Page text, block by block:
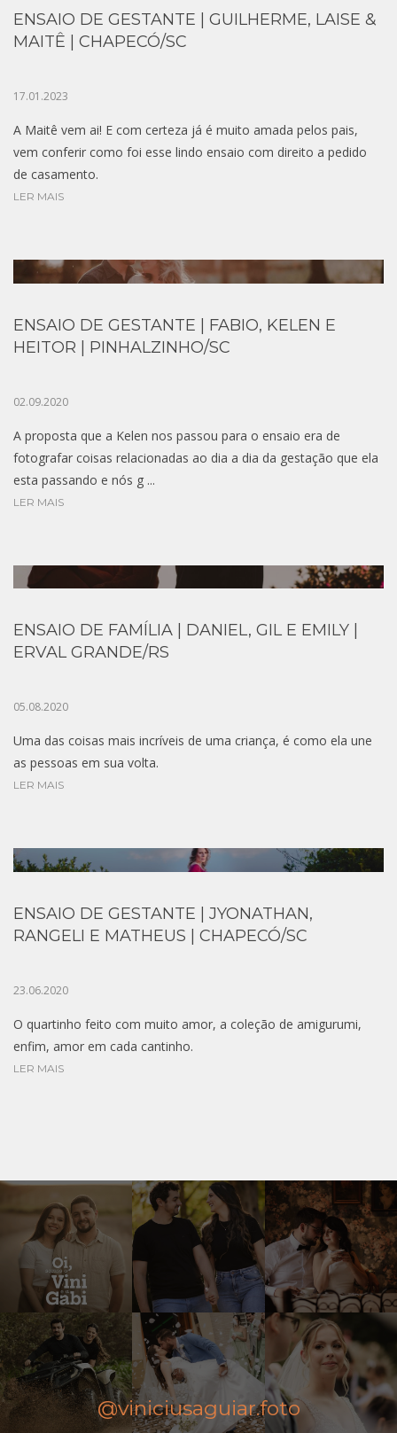
ENSAIO DE GESTANTE | GUILHERME, LAISE &
MAITÊ | CHAPECÓ/SC
17.01.2023
A Maitê vem ai! E com certeza já é muito amada pelos pais,
vem conferir como foi esse lindo ensaio com direito a pedido
de casamento.
LER MAIS
ENSAIO DE GESTANTE | FABIO, KELEN E
HEITOR | PINHALZINHO/SC
02.09.2020
A proposta que a Kelen nos passou para o ensaio era de
fotografar coisas relacionadas ao dia a dia da gestação que ela
esta passando e nós g ...
LER MAIS
ENSAIO DE FAMÍLIA | DANIEL, GIL E EMILY |
ERVAL GRANDE/RS
05.08.2020
Uma das coisas mais incríveis de uma criança, é como ela une
as pessoas em sua volta.
LER MAIS
ENSAIO DE GESTANTE | JYONATHAN,
RANGELI E MATHEUS | CHAPECÓ/SC
23.06.2020
O quartinho feito com muito amor, a coleção de amigurumi,
enfim, amor em cada cantinho.
LER MAIS
@viniciusaguiar.foto